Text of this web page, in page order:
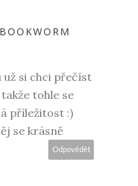
už si chci přečíst
tohle se
příležitost :)
se krásně
Odpovědět